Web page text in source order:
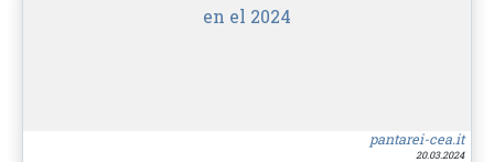
pantarei-cea.it
20.03.2024